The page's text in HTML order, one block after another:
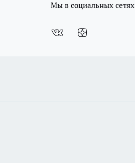
Мы в социальных сетях